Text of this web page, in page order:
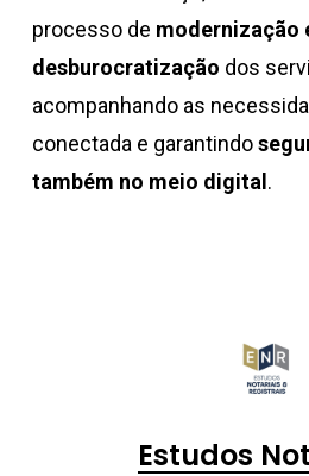
processo de modernização
desburocratização dos
acompanhando as
conectada e garantindo
também no meio digital .
Estudos